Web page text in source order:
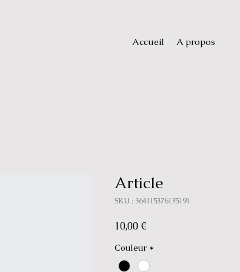
Accueil A propos
Article
SKU : 364115376135191
10,00 €Prix
Couleur *